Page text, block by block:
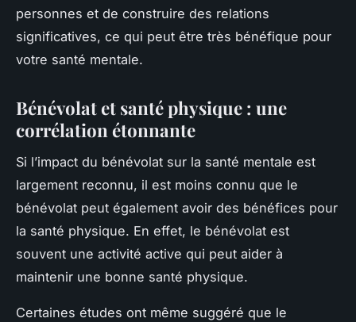
personnes et de construire des relations
significatives, ce qui peut être très bénéfique pour
votre santé mentale.
Bénévolat et santé physique : une
corrélation étonnante
Si l’impact du bénévolat sur la santé mentale est
largement reconnu, il est moins connu que le
bénévolat peut également avoir des bénéfices pour
la santé physique. En effet, le bénévolat est
souvent une activité active qui peut aider à
maintenir une bonne santé physique.
Certaines études ont même suggéré que le